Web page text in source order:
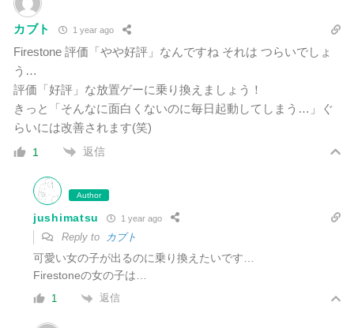
カブト 1 year ago
Firestone 評価「やや好評」なんですね それは つらいでしょ
う…
評価「好評」な放置ゲーに乗り換えましょう！
きっと「そんなに面白くないのに毎日起動してしまう…」ぐ
らいには改善されます(笑)
1 返信
Author
jushimatsu 1 year ago
Reply to カブト
可愛い女の子が出るのに乗り換えたいです…
Firestoneの女の子は…
1 返信